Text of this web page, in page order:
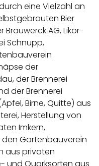
eine Vielzahl an
Bier
AG, Likör-
Schnupp,
der
der Brennerei
der Brennerei
Birne, Quitte) aus
Herstellung von
Imkern,
Gartenbauverein
aus privaten